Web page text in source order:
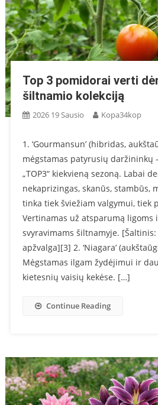
Top 3 pomidorai verti
šiltnamio kolekciją
2026 19 Sausio Kopa34kop
1. ‘Gourmansun’ (hibridas,
mėgstamas patyrusių daržininkų
„TOP3“ kiekvieną sezoną. Labai
nekaprizingas, skanūs, stambūs,
tinka tiek šviežiam valgymui, tiek
Vertinamas už atsparumą ligoms
svyravimams šiltnamyje. [Šaltinis:
apžvalga][3] 2. ‘Niagara’
Mėgstamas ilgam žydėjimui ir
kietesnių vaisių kekėse. […]
Continue Reading